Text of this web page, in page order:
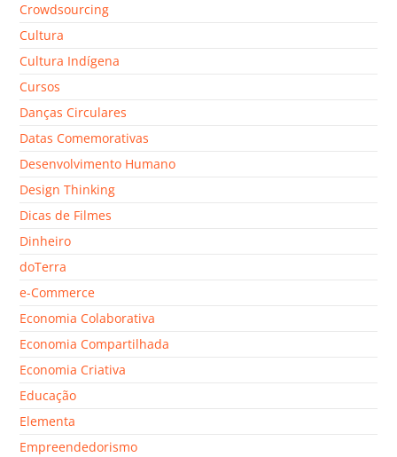
Crowdsourcing
Cultura
Cultura Indígena
Cursos
Danças Circulares
Datas Comemorativas
Desenvolvimento Humano
Design Thinking
Dicas de Filmes
Dinheiro
doTerra
e-Commerce
Economia Colaborativa
Economia Compartilhada
Economia Criativa
Educação
Elementa
Empreendedorismo